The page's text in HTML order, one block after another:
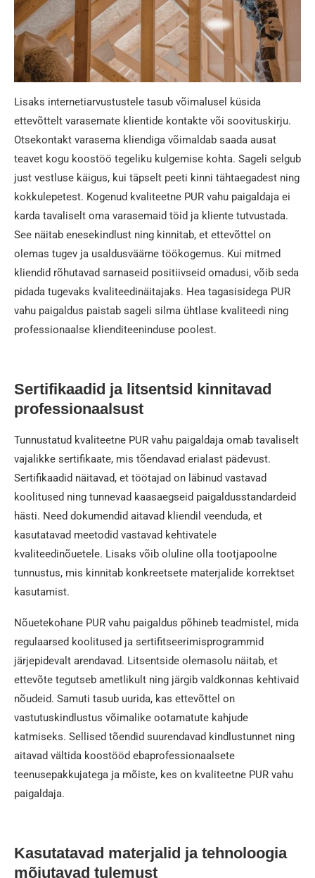
Lisaks internetiarvustustele tasub võimalusel küsida
ettevõttelt varasemate klientide kontakte või soovituskirju.
Otsekontakt varasema kliendiga võimaldab saada ausat
teavet kogu koostöö tegeliku kulgemise kohta. Sageli selgub
just vestluse käigus, kui täpselt peeti kinni tähtaegadest ning
kokkulepetest. Kogenud kvaliteetne PUR vahu paigaldaja ei
karda tavaliselt oma varasemaid töid ja kliente tutvustada.
See näitab enesekindlust ning kinnitab, et ettevõttel on
olemas tugev ja usaldusväärne töökogemus. Kui mitmed
kliendid rõhutavad sarnaseid positiivseid omadusi, võib seda
pidada tugevaks kvaliteedinäitajaks. Hea tagasisidega PUR
vahu paigaldus paistab sageli silma ühtlase kvaliteedi ning
professionaalse klienditeeninduse poolest.
Sertifikaadid ja litsentsid kinnitavad
professionaalsust
Tunnustatud kvaliteetne PUR vahu paigaldaja omab tavaliselt
vajalikke sertifikaate, mis tõendavad erialast pädevust.
Sertifikaadid näitavad, et töötajad on läbinud vastavad
koolitused ning tunnevad kaasaegseid paigaldusstandardeid
hästi. Need dokumendid aitavad kliendil veenduda, et
kasutatavad meetodid vastavad kehtivatele
kvaliteedinõuetele. Lisaks võib oluline olla tootjapoolne
tunnustus, mis kinnitab konkreetsete materjalide korrektset
kasutamist.
Nõuetekohane PUR vahu paigaldus põhineb teadmistel, mida
regulaarsed koolitused ja sertifitseerimisprogrammid
järjepidevalt arendavad. Litsentside olemasolu näitab, et
ettevõte tegutseb ametlikult ning järgib valdkonnas kehtivaid
nõudeid. Samuti tasub uurida, kas ettevõttel on
vastutuskindlustus võimalike ootamatute kahjude
katmiseks. Sellised tõendid suurendavad kindlustunnet ning
aitavad vältida koostööd ebaprofessionaalsete
teenusepakkujatega ja mõiste, kes on kvaliteetne PUR vahu
paigaldaja.
Kasutatavad materjalid ja tehnoloogia
mõjutavad tulemust